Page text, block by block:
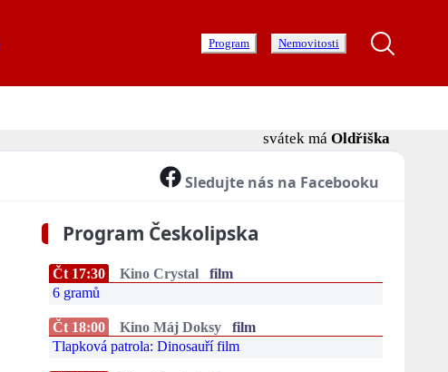
Program Nemovitosti
svátek má Oldřiška
Sledujte nás na Facebooku
Program Českolipska
Čt 17:30 Kino Crystal
film
6 gramů
Čt 18:00 Kino Máj Doksy
film
Tlapková patrola: Dinosauří film